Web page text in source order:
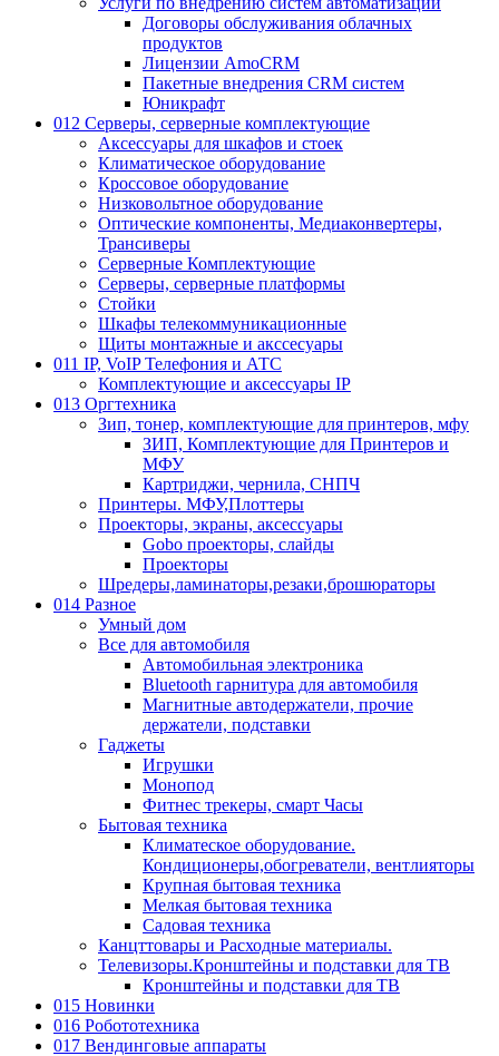
Договоры обслуживания облачных
продуктов
Лицензии AmoCRM
Пакетные внедрения CRM систем
Юникрафт
012 Серверы, серверные комплектующие
Аксессуары для шкафов и стоек
Климатическое оборудование
Кроссовое оборудование
Низковольтное оборудование
Оптические компоненты, Медиаконвертеры,
Трансиверы
Серверные Комплектующие
Серверы, серверные платформы
Стойки
Шкафы телекоммуникационные
Щиты монтажные и акссесуары
011 IP, VoIP Телефония и АТС
Комплектующие и аксессуары IP
013 Оргтехника
Зип, тонер, комплектующие для принтеров, мфу
ЗИП, Комплектующие для Принтеров и
МФУ
Картриджи, чернила, СНПЧ
Принтеры. МФУ,Плоттеры
Проекторы, экраны, аксессуары
Gobo проекторы, слайды
Проекторы
Шредеры,ламинаторы,резаки,брошюраторы
014 Разное
Умный дом
Все для автомобиля
Автомобильная электроника
Bluetooth гарнитура для автомобиля
Магнитные автодержатели, прочие
держатели, подставки
Гаджеты
Игрушки
Монопод
Фитнес трекеры, смарт Часы
Бытовая техника
Климатеское оборудование.
Кондиционеры,обогреватели, вентлияторы
Крупная бытовая техника
Мелкая бытовая техника
Садовая техника
Канцттовары и Расходные материалы.
Телевизоры.Кронштейны и подставки для ТВ
Кронштейны и подставки для ТВ
015 Новинки
016 Робототехника
017 Вендинговые аппараты